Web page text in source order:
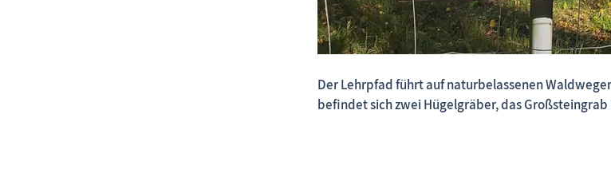
Fischland-Darß-Zingst.net: neu
Der Lehrpfad führt auf naturbelassenen
befindet sich zwei Hügelgräber, das